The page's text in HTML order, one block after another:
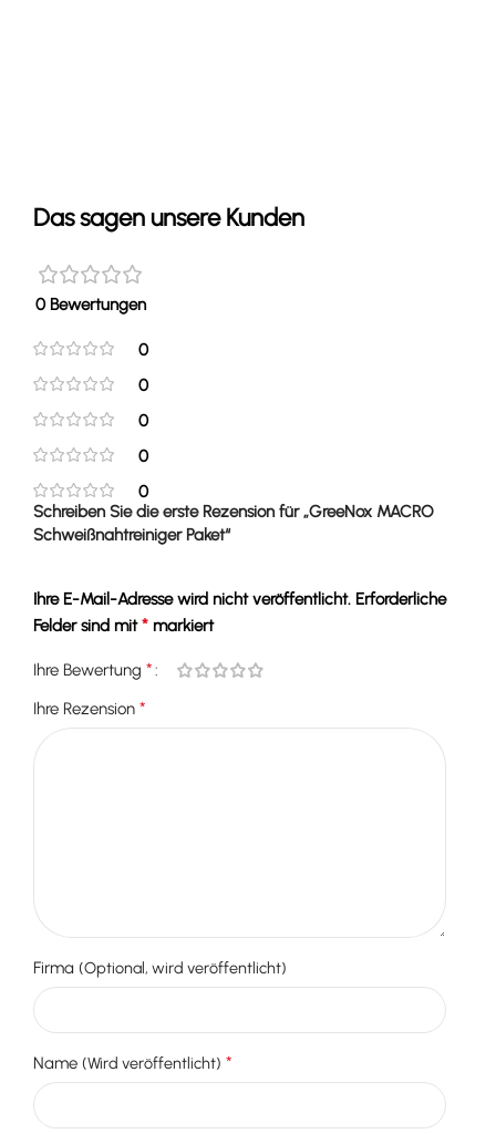
Das sagen unsere Kunden
0 Bewertungen
0
0
0
0
0
Schreiben Sie die erste Rezension für „GreeNox MACRO
Schweißnahtreiniger Paket“
Ihre E-Mail-Adresse wird nicht veröffentlicht. Erforderliche
Felder sind mit* markiert
Ihre Bewertung *
Ihre Rezension *
Firma (Optional, wird veröffentlicht)
Name (Wird veröffentlicht) *